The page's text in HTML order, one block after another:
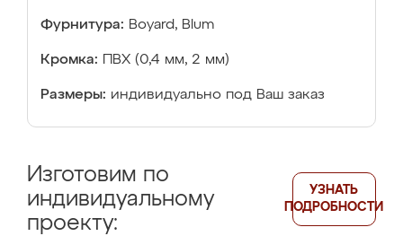
Фурнитура: Boyard, Blum
Кромка: ПВХ (0,4 мм, 2 мм)
Размеры: индивидуально под Ваш заказ
Изготовим по
индивидуальному
проекту:
УЗНАТЬ
ПОДРОБНОСТИ